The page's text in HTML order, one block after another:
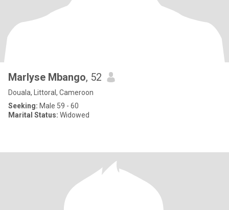
Marlyse Mbango, 52
Douala, Littoral, Cameroon
Seeking: Male 59 - 60
Marital Status: Widowed